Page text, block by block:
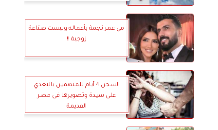
مي عمر نجمة بأعماله وليست صتاعة
زوجية !!
السجن 4 أيام للمتهمين بالتعدي
على سيدة وتصويرها فى مصر
القديمة